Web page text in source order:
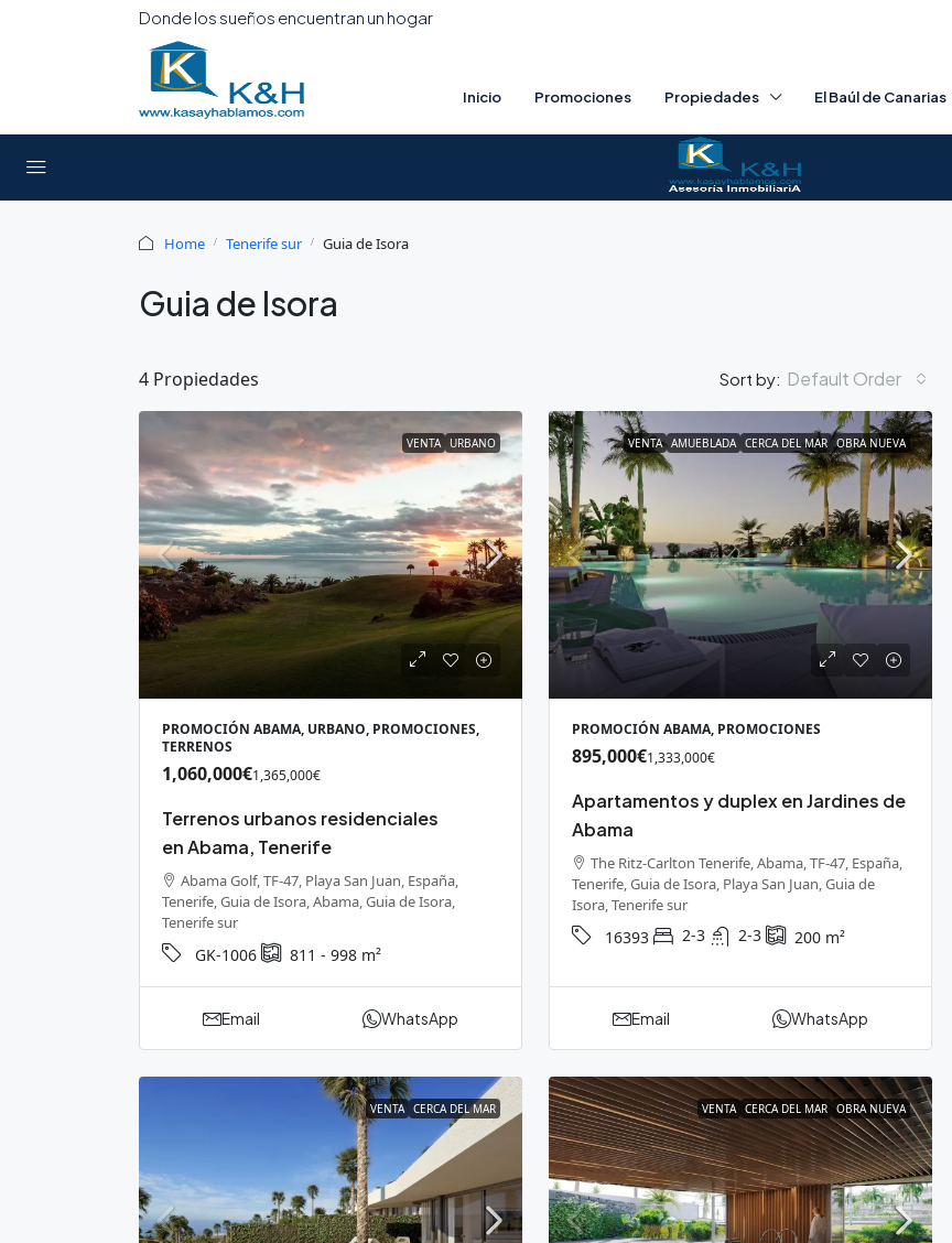
Donde los sueños encuentran un hogar
Inicio Promociones Propiedades El Baúl de Canarias
Home Tenerife sur Guia de Isora
Guia de Isora
4 Propiedades Sort by: Default Order
VENTA URBANO
PROMOCIÓN ABAMA, URBANO, PROMOCIONES,
TERRENOS
1,060,000€1,365,000€
Terrenos urbanos residenciales
en Abama, Tenerife
Abama Golf, TF-47, Playa San Juan, España,
Tenerife, Guia de Isora, Abama, Guia de Isora,
Tenerife sur
GK-1006 811 - 998 m²
Email WhatsApp
VENTA AMUEBLADA CERCA DEL MAR OBRA NUEVA
PROMOCIÓN ABAMA, PROMOCIONES
895,000€1,333,000€
Apartamentos y duplex en Jardines de
Abama
The Ritz-Carlton Tenerife, Abama, TF-47, España,
Tenerife, Guia de Isora, Playa San Juan, Guia de
Isora, Tenerife sur
16393 2-3 2-3 200 m²
Email WhatsApp
VENTA CERCA DEL MAR VENTA CERCA DEL MAR OBRA NUEVA
Finca rústica con varias
agua
Calle el Draguito, Granadilla, España,
Tenerife, Granadilla de Abona
16997
RÚSTICO, TERRENOS
Terreno rústico agrario en Los
Tenerife, Granadilla de Abona, Los
sur
GK-1030 17600m²